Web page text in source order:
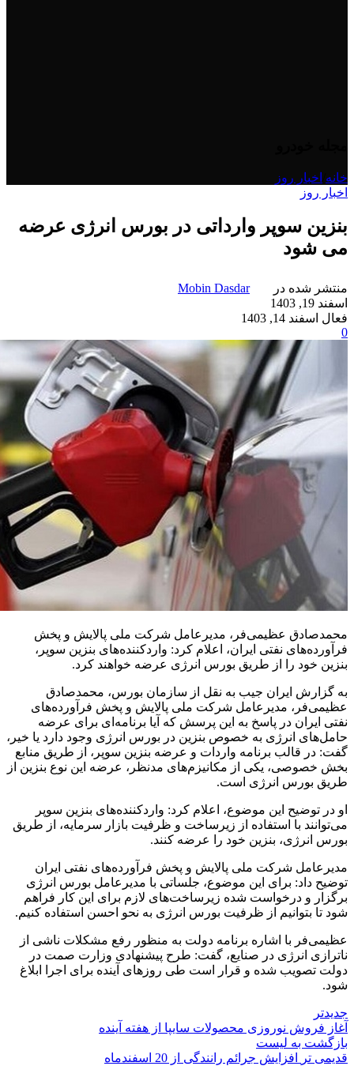
خانه اخبار روز
اخبار روز
بنزین سوپر وارداتی در بورس انرژی عرضه
می شود
منتشر شده در
Mobin Dasdar
اسفند 19, 1403
فعال اسفند 14, 1403
0
محمدصادق عظیمی‌فر، مدیرعامل شرکت ملی پالایش و پخش
فرآورده‌های نفتی ایران، اعلام کرد: واردکننده‌های بنزین سوپر،
بنزین خود را از طریق بورس انرژی عرضه خواهند کرد.
به گزارش ایران جیب به نقل از سازمان بورس، محمدصادق
عظیمی‌فر، مدیرعامل شرکت ملی پالایش و پخش فرآورده‌های
نفتی ایران در پاسخ به این پرسش که آیا برنامه‌ای برای عرضه
حامل‌های انرژی به خصوص بنزین در بورس انرژی وجود دارد یا خیر،
گفت: در قالب برنامه واردات و عرضه بنزین سوپر، از طریق منابع
بخش خصوصی، یکی از مکانیزم‌های مدنظر، عرضه این نوع بنزین از
طریق بورس انرژی است.
او در توضیح این موضوع، اعلام کرد: واردکننده‌های بنزین سوپر
می‌توانند با استفاده از زیرساخت و ظرفیت بازار سرمایه، از طریق
بورس انرژی، بنزین خود را عرضه کنند.
مدیرعامل شرکت ملی پالایش و پخش فرآورده‌های نفتی ایران
توضیح داد: برای این موضوع، جلساتی با مدیرعامل بورس انرژی
برگزار و درخواست شده زیرساخت‌های لازم برای این کار فراهم
شود تا بتوانیم از ظرفیت بورس انرژی به نحو احسن استفاده کنیم.
عظیمی‌فر با اشاره برنامه دولت به منظور رفع مشکلات ناشی از
ناترازی انرژی در صنایع، گفت: طرح پیشنهادی وزارت صمت در
دولت تصویب شده و قرار است طی روزهای آینده برای اجرا ابلاغ
شود.
جدیدتر
آغاز فروش نوروزی محصولات سایپا از هفته آینده
بازگشت به لیست
قدیمی تر
افزایش جرائم رانندگی از 20 اسفندماه